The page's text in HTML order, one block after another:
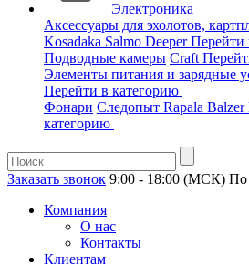
Электроника
Аксессуары для эхолотов,
Kosadaka Salmo DeeperПерейти
Подводные камеры Craft
Элементы питания и зарядные
Перейти в категорию
Фонари Следопыт Rapala Balzer
категорию
Заказать звонок 9:00 - 18:00 (МСК) По
Компания
О нас
Контакты
Клиентам